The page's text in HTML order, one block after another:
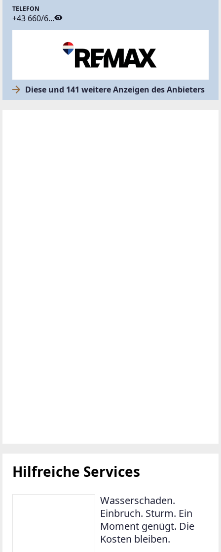
TELEFON
+43 660/6...
Diese und 141 weitere Anzeigen des Anbieters
Hilfreiche Services
Wasserschaden.
Einbruch. Sturm. Ein
Moment genügt. Die
Kosten bleiben.